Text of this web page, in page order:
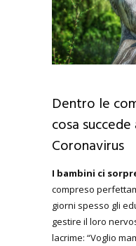
Dentro le
cosa
Coronavirus
I bambini ci
compreso
giorni spesso gli
gestire il loro
lacrime: “Voglio